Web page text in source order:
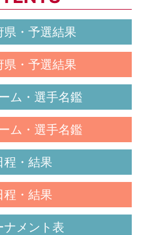
県・予選結果
県・予選結果
ム・選手名鑑
ム・選手名鑑
程・結果
程・結果
ナメント表